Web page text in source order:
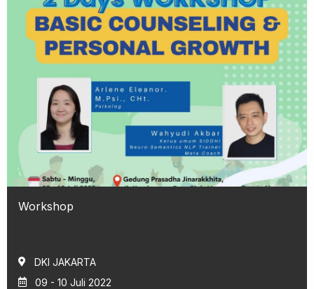
Workshop
DKI JAKARTA
09 - 10 Juli 2022